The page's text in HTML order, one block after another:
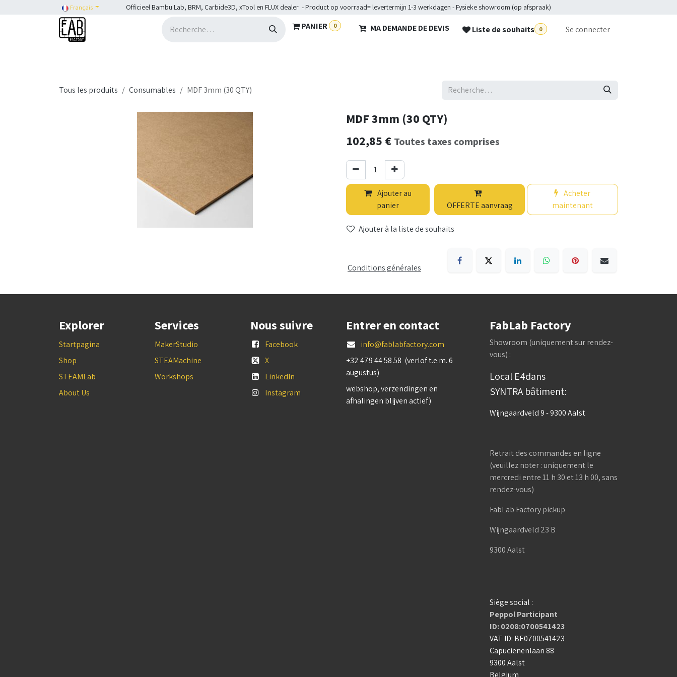
Se rendre au contenuFrançais Officieel Bambu Lab, BRM, Carbide3D, xTool en FLUX dealer - Product op voorraad= levertermijn 1-3 werkdagen - Fysieke showroom (op afspraak)
PANIER 0 MA DEMANDE DE DEVIS Liste de souhaits 0 Se connecter
Tous les produits Consumables MDF 3mm (30 QTY)
MDF 3mm (30 QTY)
102,85 € Toutes taxes comprises
Ajouter au
panier
OFFERTE aanvraag
Acheter
maintenant
Ajouter à la liste de souhaits
Conditions générales
Explorer
Startpagina
Shop
STEAMLab
About Us
Services
MakerStudio
STEAMachine
Workshops
Nous suivre
Facebook
X
LinkedIn
Instagram
Entrer en contact
info@fablabfactory.com
+32 479 44 58 58 (verlof t.e.m. 6
augustus)
webshop, verzendingen en
afhalingen blijven actief)
FabLab Factory
Showroom (uniquement sur rendez-
vous) :
Local E4dans
SYNTRA bâtiment:
Wijngaardveld 9 - 9300 Aalst
Retrait des commandes en ligne
(veuillez noter : uniquement le
mercredi entre 11 h 30 et 13 h 00, sans
rendez-vous)
FabLab Factory pickup
Wijngaardveld 23 B
9300 Aalst
Siège social :
Peppol Participant
ID: 0208:0700541423
VAT ID: BE0700541423
Capucienenlaan 88
9300 Aalst